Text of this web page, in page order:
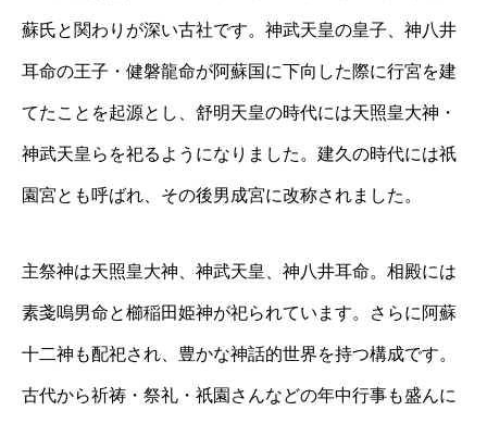
蘇氏と関わりが深い古社です。神武天皇の皇子、神八井
耳命の王子・健磐龍命が阿蘇国に下向した際に行宮を建
てたことを起源とし、舒明天皇の時代には天照皇大神・
神武天皇らを祀るようになりました。建久の時代には祇
園宮とも呼ばれ、その後男成宮に改称されました。
主祭神は天照皇大神、神武天皇、神八井耳命。相殿には
素戔嗚男命と櫛稲田姫神が祀られています。さらに阿蘇
十二神も配祀され、豊かな神話的世界を持つ構成です。
古代から祈祷・祭礼・祇園さんなどの年中行事も盛んに